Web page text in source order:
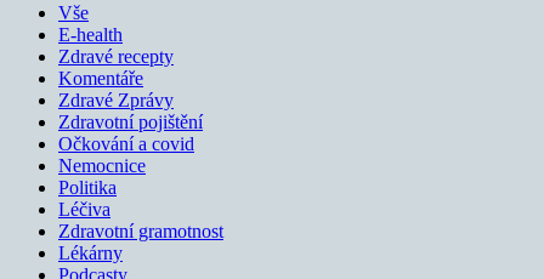
Vše
E-health
Zdravé recepty
Komentáře
Zdravé Zprávy
Zdravotní pojištění
Očkování a covid
Nemocnice
Politika
Léčiva
Zdravotní gramotnost
Lékárny
Podcasty